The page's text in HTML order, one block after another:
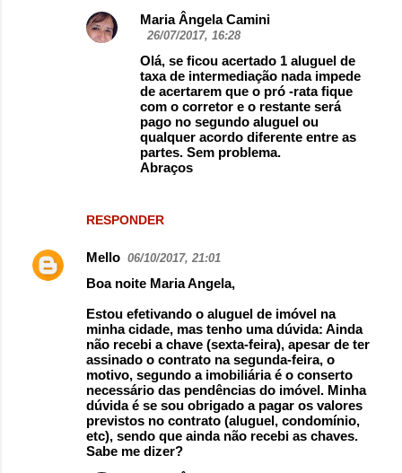
RESPONDER
Maria Ângela Camini
26/07/2017, 16:28
Olá, se ficou acertado 1 aluguel de
taxa de intermediação nada impede
de acertarem que o pró -rata fique
com o corretor e o restante será
pago no segundo aluguel ou
qualquer acordo diferente entre as
partes. Sem problema.
Abraços
Mello 06/10/2017, 21:01
Boa noite Maria Angela,
Estou efetivando o aluguel de imóvel na
minha cidade, mas tenho uma dúvida: Ainda
não recebi a chave (sexta-feira), apesar de ter
assinado o contrato na segunda-feira, o
motivo, segundo a imobiliária é o conserto
necessário das pendências do imóvel. Minha
dúvida é se sou obrigado a pagar os valores
previstos no contrato (aluguel, condomínio,
etc), sendo que ainda não recebi as chaves.
Sabe me dizer?